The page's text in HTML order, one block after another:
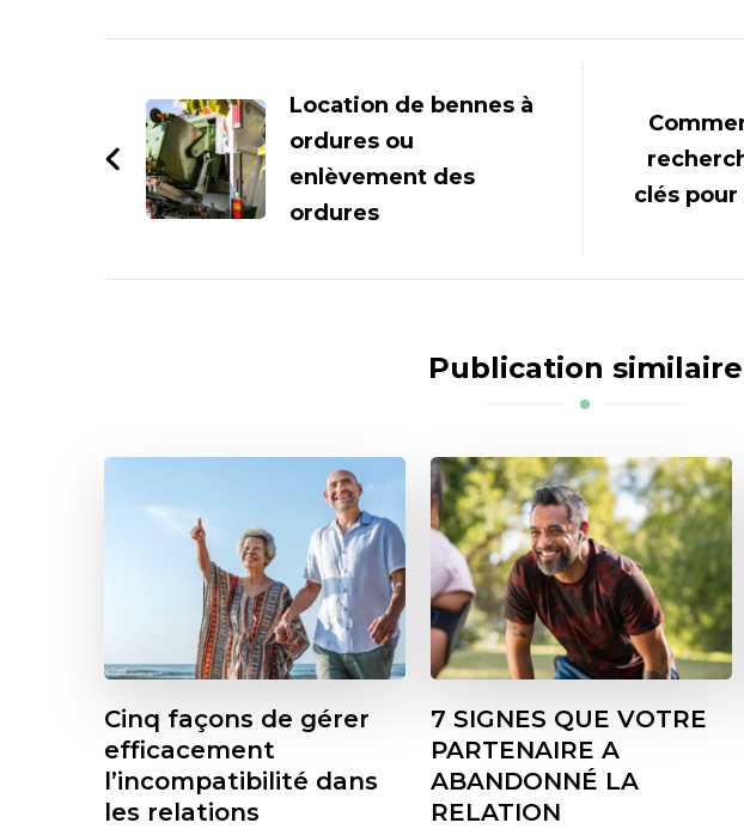
d'article
Location de bennes à
ordures ou
enlèvement des
ordures
clés
Publication similaire
Cinq façons de gérer
efficacement
l’incompatibilité dans
les relations
7 SIGNES QUE VOTRE
PARTENAIRE A
ABANDONNÉ LA
RELATION